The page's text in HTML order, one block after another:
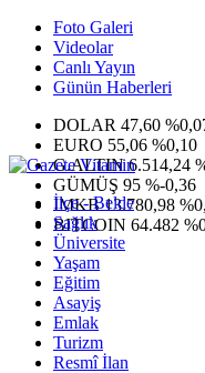
Foto Galeri
Videolar
Canlı Yayın
Günün Haberleri
DOLAR 47,60
EURO 55,06 %0,10
G.ALTIN6.514,24
GÜMÜŞ 95 %-0,36
IMKB13.780,98
BITCOIN 64.482
İlçe - Belde
Sağlık
Üniversite
Yaşam
Eğitim
Asayiş
Emlak
Turizm
Resmî İlan